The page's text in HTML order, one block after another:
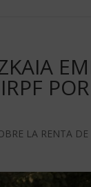
LA RENTA DE